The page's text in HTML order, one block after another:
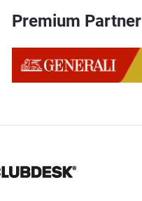
Premium Partner